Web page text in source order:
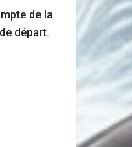
de la
départ.